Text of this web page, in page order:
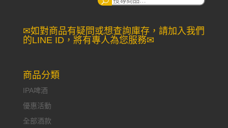
✉如對商品有疑問或想查詢庫存，請加入我們
的LINE ID，將有專人為您服務✉
商品分類
IPA啤酒
優惠活動
全部酒款